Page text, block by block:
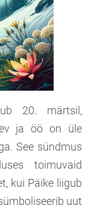
20. märtsil,
ja öö on üle
See sündmus
toimuvaid
kui Päike liigub
uut